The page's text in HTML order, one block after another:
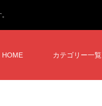
HOME カテゴリー一覧